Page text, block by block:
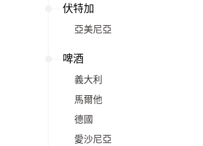
伏特加
亞美尼亞
啤酒
義大利
馬爾他
德國
愛沙尼亞